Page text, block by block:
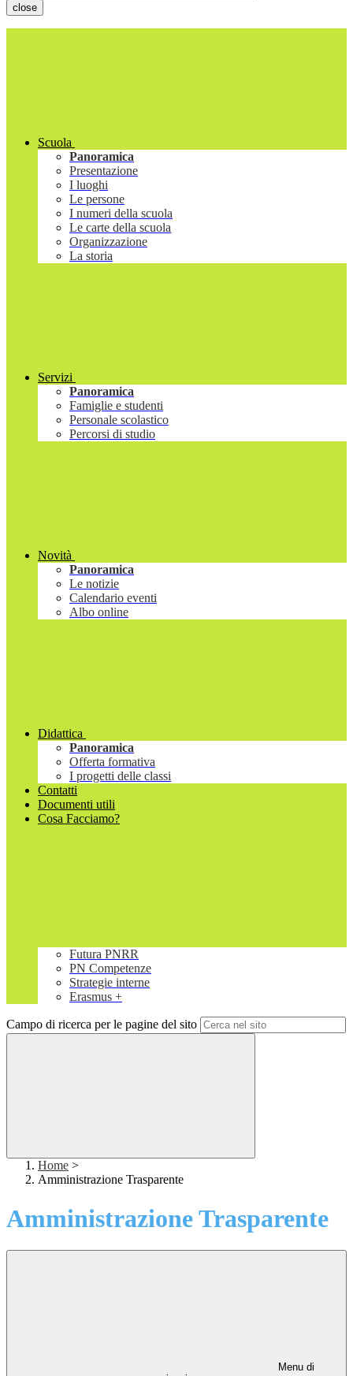
close
Scuola
Panoramica
Presentazione
I luoghi
Le persone
I numeri della scuola
Le carte della scuola
Organizzazione
La storia
Servizi
Panoramica
Famiglie e studenti
Personale scolastico
Percorsi di studio
Novità
Panoramica
Le notizie
Calendario eventi
Albo online
Didattica
Panoramica
Offerta formativa
I progetti delle classi
Contatti
Documenti utili
Cosa Facciamo?
Futura PNRR
PN Competenze
Strategie interne
Erasmus +
Campo di ricerca per le pagine del sito
Home >
Amministrazione Trasparente
Amministrazione Trasparente
Menu di